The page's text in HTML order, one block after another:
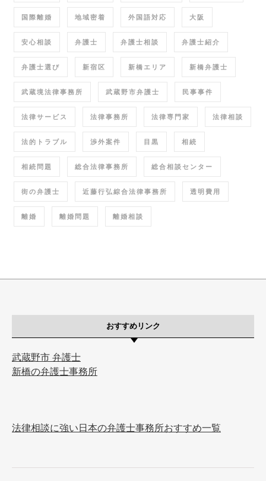
国際離婚 地域密着 外国語対応 大阪
安心相談 弁護士 弁護士相談 弁護士紹介
弁護士選び 新宿区 新橋エリア 新橋弁護士
武蔵境法律事務所 武蔵野市弁護士 民事事件
法律サービス 法律事務所 法律専門家 法律相談
法的トラブル 渉外案件 目黒 相続
相続問題 総合法律事務所 総合相談センター
街の弁護士 近藤行弘綜合法律事務所 透明費用
離婚 離婚問題 離婚相談
おすすめリンク
武蔵野市 弁護士
新橋の弁護士事務所
法律相談に強い日本の弁護士事務所おすすめ一覧